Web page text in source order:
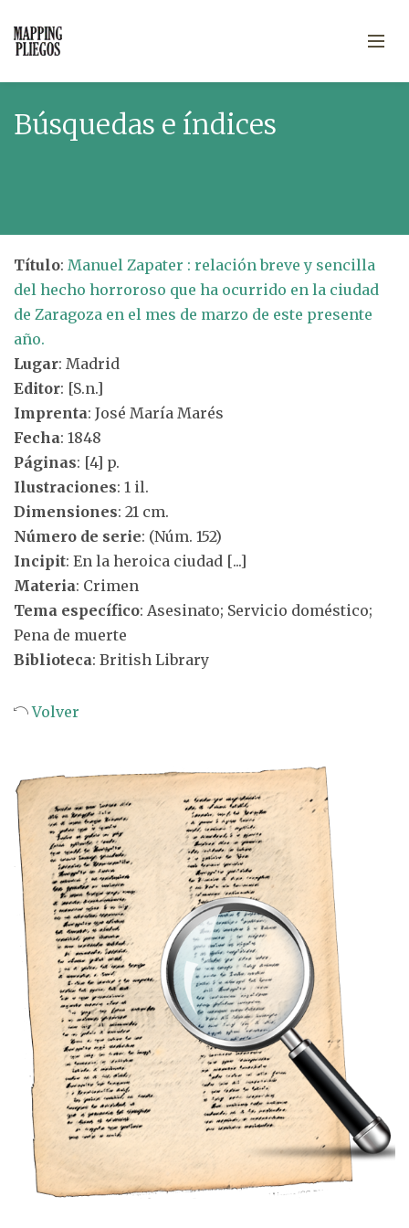
Búsquedas e índices
Título: Manuel Zapater : relación breve y sencilla
del hecho horroroso que ha ocurrido en la ciudad
de Zaragoza en el mes de marzo de este presente
año.
Lugar: Madrid
Editor: [S.n.]
Imprenta: José María Marés
Fecha: 1848
Páginas: [4] p.
Ilustraciones: 1 il.
Dimensiones: 21 cm.
Número de serie: (Núm. 152)
Incipit: En la heroica ciudad [...]
Materia: Crimen
Tema específico: Asesinato; Servicio doméstico;
Pena de muerte
Biblioteca: British Library
Volver